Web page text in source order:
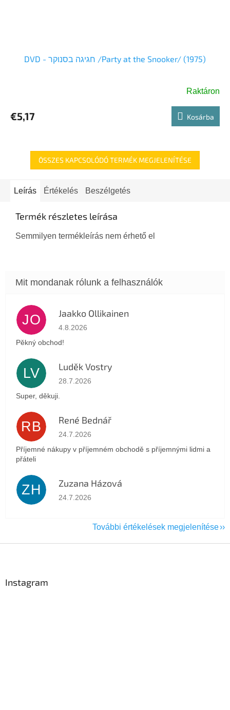
DVD - חגיגה בסנוקר /Party at the Snooker/ (1975)
Raktáron
€5,17 Kosárba
ÖSSZES KAPCSOLÓDÓ TERMÉK MEGJELENÍTÉSE
Leírás Értékelés Beszélgetés
Termék részletes leírása
Semmilyen termékleírás nem érhető el
JO Jaakko Ollikainen
Az áruház értékelése 5-ből 5 csillag.
4.8.2026
Pěkný obchod!
LV Luděk Vostry
Az áruház értékelése 5-ből 5 csillag.
28.7.2026
Super, děkuji.
RB René Bednář
Az áruház értékelése 5-ből 5 csillag.
24.7.2026
Příjemné nákupy v příjemném obchodě s příjemnými lidmi a
přáteli
ZH Zuzana Házová
Az áruház értékelése 5-ből 5 csillag.
24.7.2026
További értékelések megjelenítése
Instagram